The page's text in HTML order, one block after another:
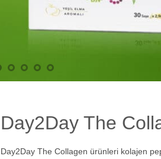
Day2Day The
Day2Day The Collagen ürünleri kolajen